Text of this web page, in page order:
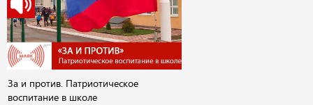
За и против. Патриотическое
воспитание в школе